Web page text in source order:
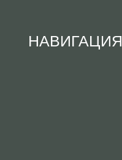
НАВИГАЦИЯ